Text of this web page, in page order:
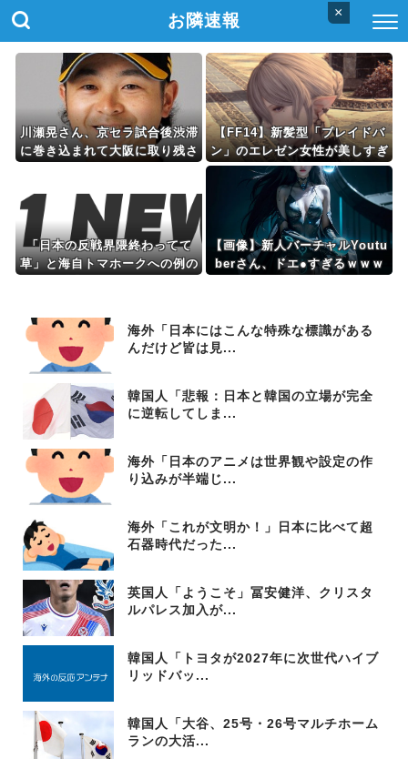
×
お隣速報
川瀬晃さん、京セラ試合後渋滞
に巻き込まれて大阪に取り残さ
【FF14】新髪型「ブレイドバ
ン」のエレゼン女性が美しすぎ
ると話題に
「日本の反戦界隈終わってて
草」と海自トマホークへの例の
果……
【画像】新人バーチャルYoutu
berさん、ドエ●すぎるｗｗｗ
海外「日本にはこんな特殊な標識がある
んだけど皆は見...
韓国人「悲報：日本と韓国の立場が完全
に逆転してしま...
海外「日本のアニメは世界観や設定の作
り込みが半端じ...
海外「これが文明か！」日本に比べて超
石器時代だった...
英国人「ようこそ」冨安健洋、クリスタ
ルパレス加入が...
韓国人「トヨタが2027年に次世代ハイブ
リッドバッ...
韓国人「大谷、25号・26号マルチホーム
ランの大活...